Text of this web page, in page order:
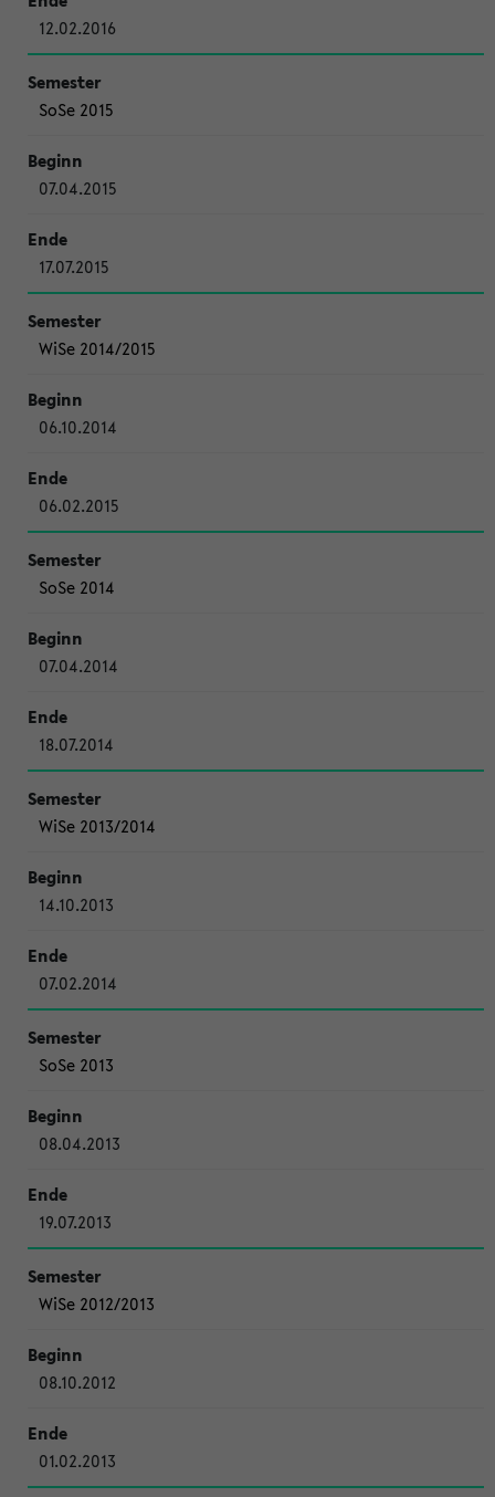
12.02.2016
SoSe 2015
07.04.2015
17.07.2015
WiSe 2014/2015
06.10.2014
06.02.2015
SoSe 2014
07.04.2014
18.07.2014
WiSe 2013/2014
14.10.2013
07.02.2014
SoSe 2013
08.04.2013
19.07.2013
WiSe 2012/2013
08.10.2012
01.02.2013